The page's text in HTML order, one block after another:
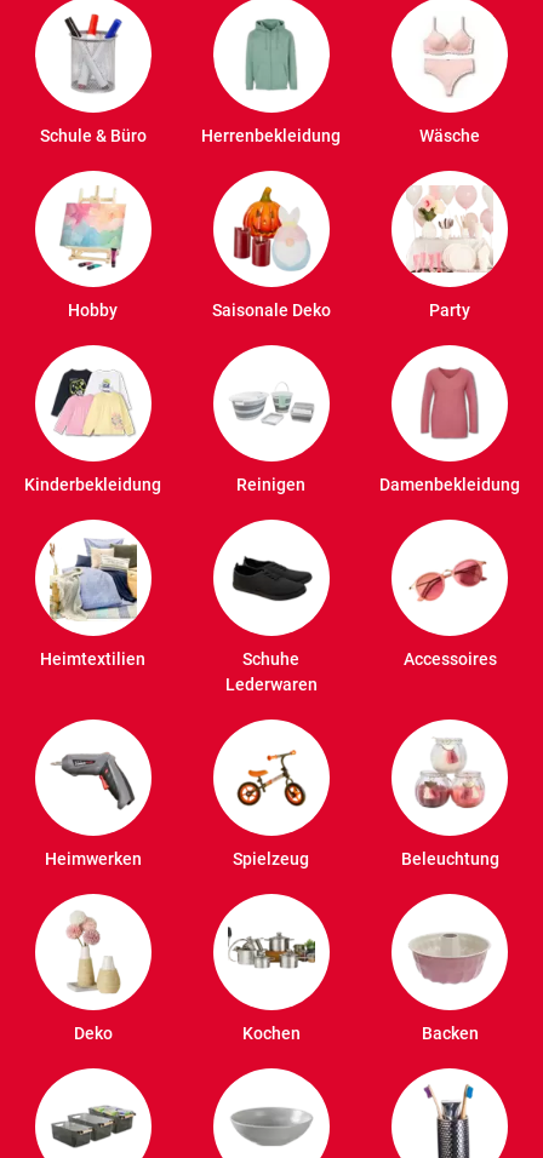
Schule & Büro Herrenbekleidung Wäsche
Hobby Saisonale Deko Party
Kinderbekleidung Reinigen Damenbekleidung
Heimtextilien
Schuhe
Lederwaren
Accessoires
Heimwerken Spielzeug Beleuchtung
Deko Kochen Backen